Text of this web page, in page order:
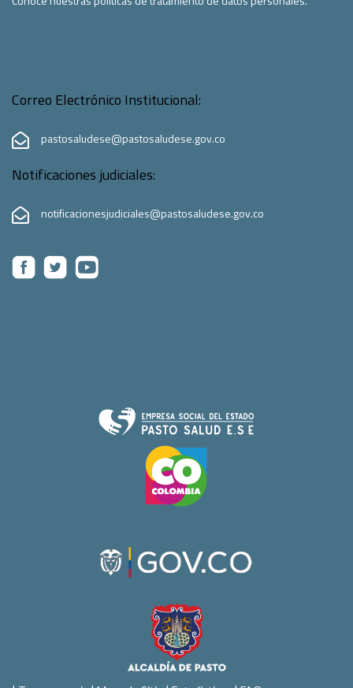
Correo Electrónico Institucional:
pastosaludese@pastosaludese.gov.co
Notificaciones judiciales:
notificacionesjudiciales@pastosaludese.gov.co